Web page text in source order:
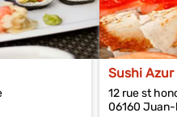
Sushi Azur
12 rue st
06160